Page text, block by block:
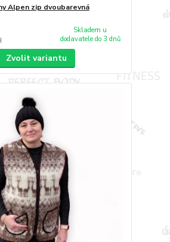
Alpen zip dvoubarevná
Skladem u
dodavatele do 3 dnů
Zvolit variantu